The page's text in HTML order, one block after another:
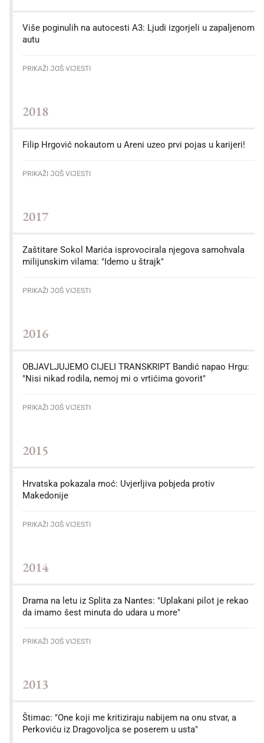
Više poginulih na autocesti A3: Ljudi izgorjeli u zapaljenom
autu
PRIKAŽI JOŠ VIJESTI
2018
Filip Hrgović nokautom u Areni uzeo prvi pojas u karijeri!
PRIKAŽI JOŠ VIJESTI
2017
Zaštitare Sokol Marića isprovocirala njegova samohvala
milijunskim vilama: "Idemo u štrajk"
PRIKAŽI JOŠ VIJESTI
2016
OBJAVLJUJEMO CIJELI TRANSKRIPT Bandić napao Hrgu:
"Nisi nikad rodila, nemoj mi o vrtićima govorit"
PRIKAŽI JOŠ VIJESTI
2015
Hrvatska pokazala moć: Uvjerljiva pobjeda protiv
Makedonije
PRIKAŽI JOŠ VIJESTI
2014
Drama na letu iz Splita za Nantes: "Uplakani pilot je rekao
da imamo šest minuta do udara u more"
PRIKAŽI JOŠ VIJESTI
2013
Štimac: "One koji me kritiziraju nabijem na onu stvar, a
Perkoviću iz Dragovoljca se poserem u usta"